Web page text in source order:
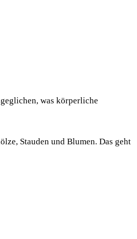
was körperliche
Stauden und Blumen. Das geht